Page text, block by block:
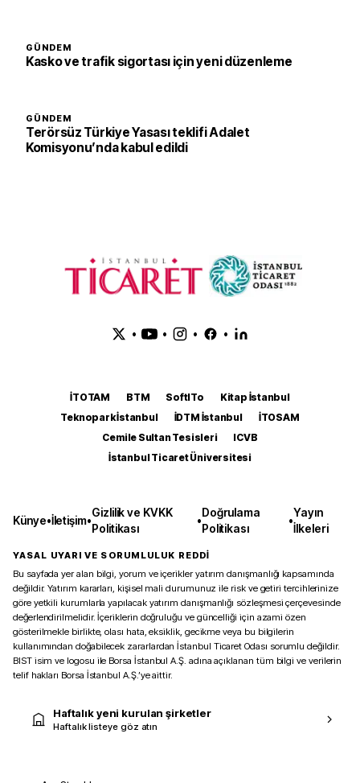
GÜNDEM
Kasko ve trafik sigortası için yeni düzenleme
GÜNDEM
Terörsüz Türkiye Yasası teklifi Adalet
Komisyonu’nda kabul edildi
• • • •
İTOTAM BTM SoftITo
Kitap İstanbul
Teknopark İstanbul
İDTM İstanbul
İTOSAM
Cemile Sultan Tesisleri
ICVB
İstanbul Ticaret Üniversitesi
Künye•İletişim•
Gizlilik ve KVKK
Politikası
•
Doğrulama
Politikası
•
Yayın
İlkeleri
YASAL UYARI VE SORUMLULUK REDDİ
Bu sayfada yer alan bilgi, yorum ve içerikler yatırım danışmanlığı kapsamında
değildir. Yatırım kararları, kişisel mali durumunuz ile risk ve getiri tercihlerinize
göre yetkili kurumlarla yapılacak yatırım danışmanlığı sözleşmesi çerçevesinde
değerlendirilmelidir. İçeriklerin doğruluğu ve güncelliği için azami özen
gösterilmekle birlikte, olası hata, eksiklik, gecikme veya bu bilgilerin
kullanımından doğabilecek zararlardan İstanbul Ticaret Odası sorumlu değildir.
BIST isim ve logosu ile Borsa İstanbul A.Ş. adına açıklanan tüm bilgi ve verilerin
telif hakları Borsa İstanbul A.Ş.’ye aittir.
Haftalık yeni kurulan şirketler
Haftalık listeye göz atın